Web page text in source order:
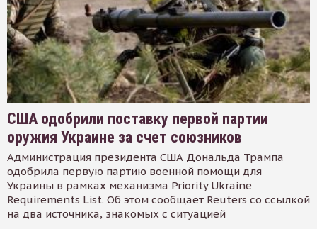
США одобрили поставку первой партии
оружия Украине за счет союзников
Администрация президента США Дональда Трампа
одобрила первую партию военной помощи для
Украины в рамках механизма Priority Ukraine
Requirements List. Об этом сообщает Reuters со ссылкой
на два источника, знакомых с ситуацией